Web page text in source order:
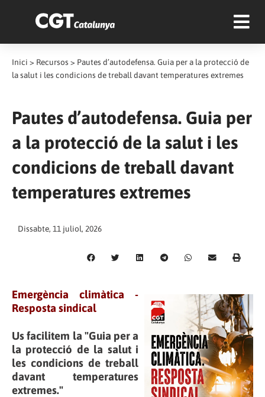
Inici > Recursos > Pautes d’autodefensa. Guia per a la protecció de
la salut i les condicions de treball davant temperatures extremes
Pautes d’autodefensa. Guia per
a la protecció de la salut i les
condicions de treball davant
temperatures extremes
Dissabte, 11 juliol, 2026
Emergència climàtica -
Resposta sindical
Us facilitem la "Guia per a
la protecció de la salut i
les condicions de treball
davant temperatures
extremes."